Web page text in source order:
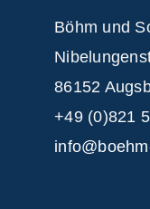
Böhm und
86152
+49 (0)821